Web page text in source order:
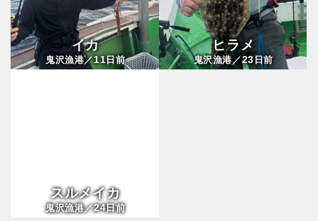
イカ
鬼沢漁港／11日前
ヒラメ
鬼沢漁港／23 日前
スルメイカ
鬼沢漁港／24日前